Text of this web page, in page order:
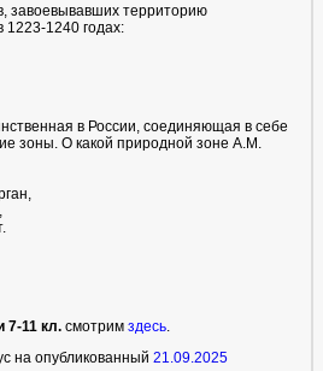
завоевывавших территорию
1223-1240 годах:
в России, соединяющая в себе
зоны. О какой природной зоне А.М.
7-11 кл. смотрим здесь.
на опубликованный 21.09.2025